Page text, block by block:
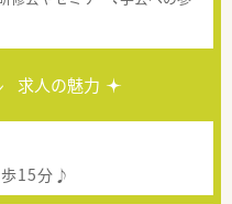
求人の魅力
歩15分♪